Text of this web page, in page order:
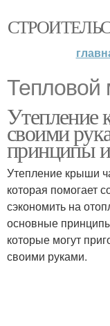
Тепловой
Утепление
своими
принципы
Утепление крыши
которая помогает
сэкономить на
основные
которые могут
своими руками.